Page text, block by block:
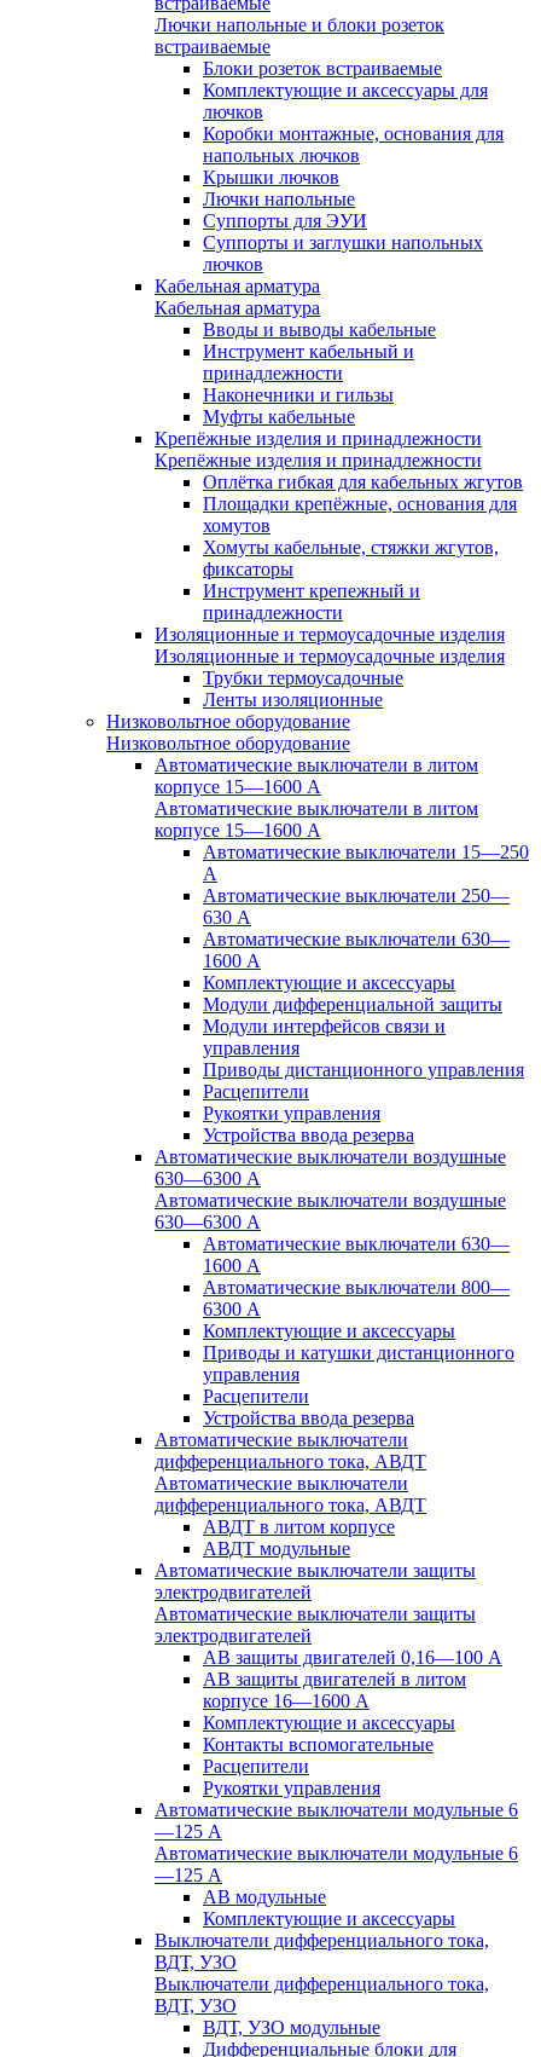
Лючки напольные и блоки розеток
встраиваемые
Блоки розеток встраиваемые
Комплектующие и аксессуары для
лючков
Коробки монтажные, основания для
напольных лючков
Крышки лючков
Лючки напольные
Суппорты для ЭУИ
Суппорты и заглушки напольных
лючков
Кабельная арматура
Кабельная арматура
Вводы и выводы кабельные
Инструмент кабельный и
принадлежности
Наконечники и гильзы
Муфты кабельные
Крепёжные изделия и принадлежности
Крепёжные изделия и принадлежности
Оплётка гибкая для кабельных жгутов
Площадки крепёжные, основания для
хомутов
Хомуты кабельные, стяжки жгутов,
фиксаторы
Инструмент крепежный и
принадлежности
Изоляционные и термоусадочные изделия
Изоляционные и термоусадочные изделия
Трубки термоусадочные
Ленты изоляционные
Низковольтное оборудование
Низковольтное оборудование
Автоматические выключатели в литом
корпусе 15—1600 А
Автоматические выключатели в литом
корпусе 15—1600 А
Автоматические выключатели 15—250
А
Автоматические выключатели 250—
630 А
Автоматические выключатели 630—
1600 А
Комплектующие и аксессуары
Модули дифференциальной защиты
Модули интерфейсов связи и
управления
Приводы дистанционного управления
Расцепители
Рукоятки управления
Устройства ввода резерва
Автоматические выключатели воздушные
630—6300 А
Автоматические выключатели воздушные
630—6300 А
Автоматические выключатели 630—
1600 А
Автоматические выключатели 800—
6300 А
Комплектующие и аксессуары
Приводы и катушки дистанционного
управления
Расцепители
Устройства ввода резерва
Автоматические выключатели
дифференциального тока, АВДТ
Автоматические выключатели
дифференциального тока, АВДТ
АВДТ в литом корпусе
АВДТ модульные
Автоматические выключатели защиты
электродвигателей
Автоматические выключатели защиты
электродвигателей
АВ защиты двигателей 0,16—100 А
АВ защиты двигателей в литом
корпусе 16—1600 А
Комплектующие и аксессуары
Контакты вспомогательные
Расцепители
Рукоятки управления
Автоматические выключатели модульные 6
—125 А
Автоматические выключатели модульные 6
—125 А
АВ модульные
Комплектующие и аксессуары
Выключатели дифференциального тока,
ВДТ, УЗО
Выключатели дифференциального тока,
ВДТ, УЗО
ВДТ, УЗО модульные
Дифференциальные блоки для